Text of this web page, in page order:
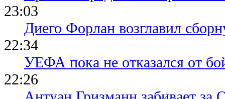
23:03
Диего Форлан возглавил
22:34
УЕФА пока не отказался от
22:26